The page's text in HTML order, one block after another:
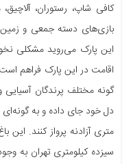
کافی شاپ، رستوران،
بازی‌های دسته جمعی و زمین
این پارک می‌روید مشکلی
گونه مختلف پرندگان آسیایی
دل خود جای داده و به
متری آزادنه پرواز کنند. این
سیزده کیلومتری تهران به